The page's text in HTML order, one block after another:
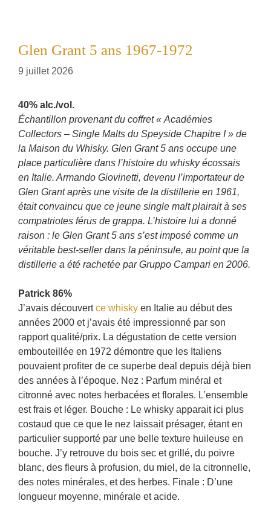
Glen Grant 5 ans 1967-1972
9 juillet 2026
40% alc./vol.
Échantillon provenant du coffret « Académies
Collectors – Single Malts du Speyside Chapitre I » de
la Maison du Whisky. Glen Grant 5 ans occupe une
place particulière dans l’histoire du whisky écossais
en Italie. Armando Giovinetti, devenu l’importateur de
Glen Grant après une visite de la distillerie en 1961,
était convaincu que ce jeune single malt plairait à ses
compatriotes férus de grappa. L’histoire lui a donné
raison : le Glen Grant 5 ans s’est imposé comme un
véritable best-seller dans la péninsule, au point que la
distillerie a été rachetée par Gruppo Campari en 2006.
Patrick 86%
J’avais découvertce whisky en Italie au début des
années 2000 et j’avais été impressionné par son
rapport qualité/prix. La dégustation de cette version
embouteillée en 1972 démontre que les Italiens
pouvaient profiter de ce superbe deal depuis déjà bien
des années à l’époque. Nez : Parfum minéral et
citronné avec notes herbacées et florales. L’ensemble
est frais et léger. Bouche : Le whisky apparait ici plus
costaud que ce que le nez laissait présager, étant en
particulier supporté par une belle texture huileuse en
bouche. J’y retrouve du bois sec et grillé, du poivre
blanc, des fleurs à profusion, du miel, de la citronnelle,
des notes minérales, et des herbes. Finale : D’une
longueur moyenne, minérale et acide.